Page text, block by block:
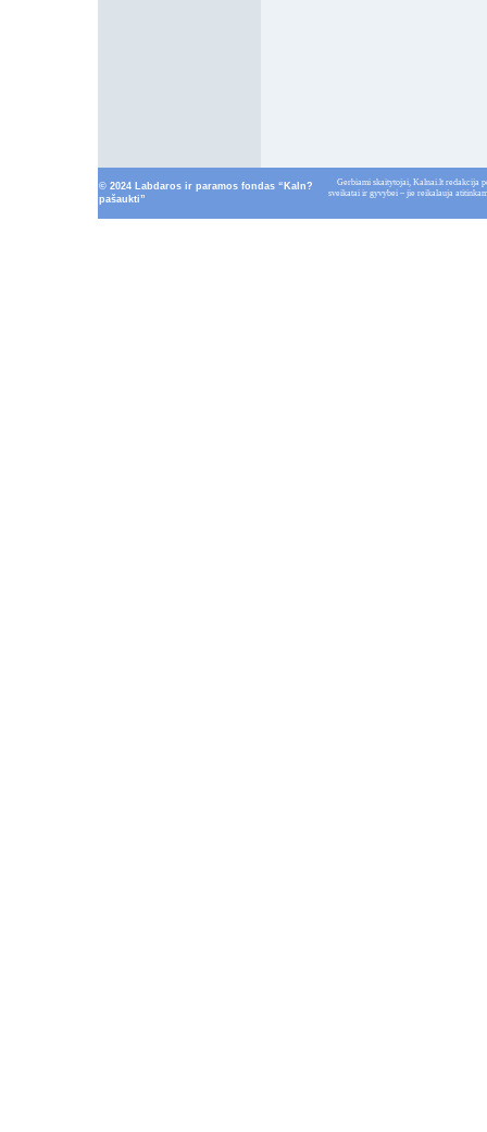
© 2024 Labdaros ir paramos fondas “Kaln?
pašaukti”
Gerbiami skaitytojai, Kalnai.lt redakcija
sveikatai ir gyvybei – jie reikalauja